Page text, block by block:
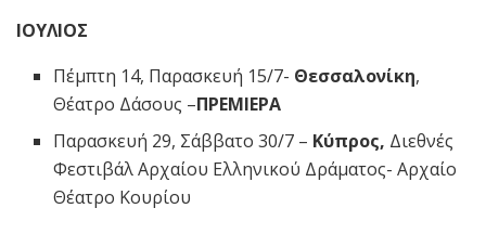
ΙΟΥΛΙΟΣ
Πέμπτη 14, Παρασκευή 15/7- Θεσσαλονίκη,
Θέατρο Δάσους –ΠΡΕΜΙΕΡΑ
Παρασκευή 29, Σάββατο 30/7 – Κύπρος, Διεθνές
Φεστιβάλ Αρχαίου Ελληνικού Δράματος- Αρχαίο
Θέατρο Κουρίου